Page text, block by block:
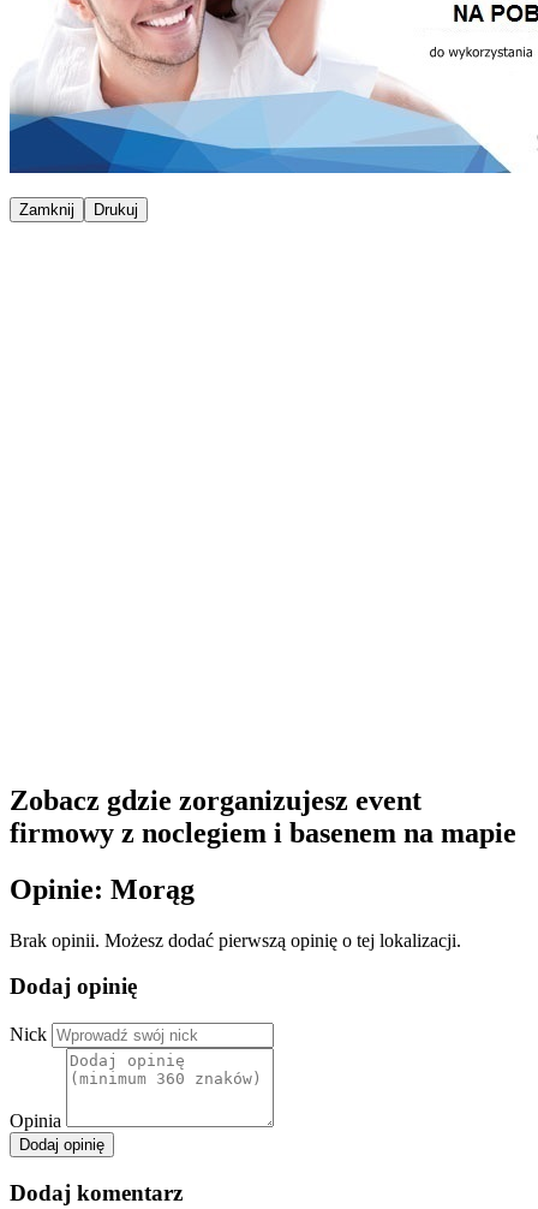
Zamknij Drukuj
Zobacz gdzie zorganizujesz event
firmowy z noclegiem i basenem na mapie
Opinie: Morąg
Brak opinii. Możesz dodać pierwszą opinię o tej lokalizacji.
Dodaj opinię
Nick
Opinia
Dodaj opinię
Dodaj komentarz